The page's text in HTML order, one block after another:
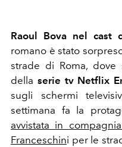
Raoul Bova nel cast
romano è stato
strade di Roma,
della serie tv Netflix
sugli schermi
settimana fa la
avvistata in
Franceschini per le